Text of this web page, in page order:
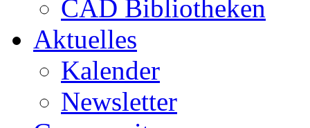
CAD Bibliotheken
Aktuelles
Kalender
Newsletter